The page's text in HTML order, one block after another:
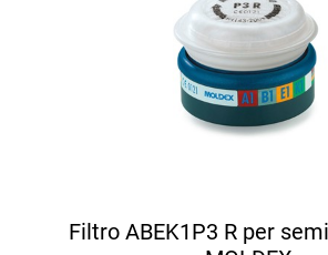
Filtro ABEK1P3 R per